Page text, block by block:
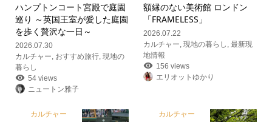
ハンプトンコート宮殿で庭園
巡り ～英国王室が愛した庭園
を歩く贅沢な一日～
2026.07.30
カルチャー おすすめ旅行, 現地の
暮らし
54 views
ニュートン雅子
額縁のない美術館 ロンドン
「FRAMELESS」
2026.07.22
カルチャー ,現地の暮らし ,最新現
地情報
156 views
エリオットゆかり
カルチャー カルチャー